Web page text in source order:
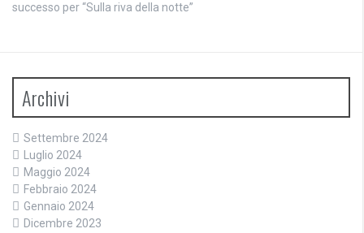
successo per “Sulla riva della notte”
Archivi
Settembre 2024
Luglio 2024
Maggio 2024
Febbraio 2024
Gennaio 2024
Dicembre 2023